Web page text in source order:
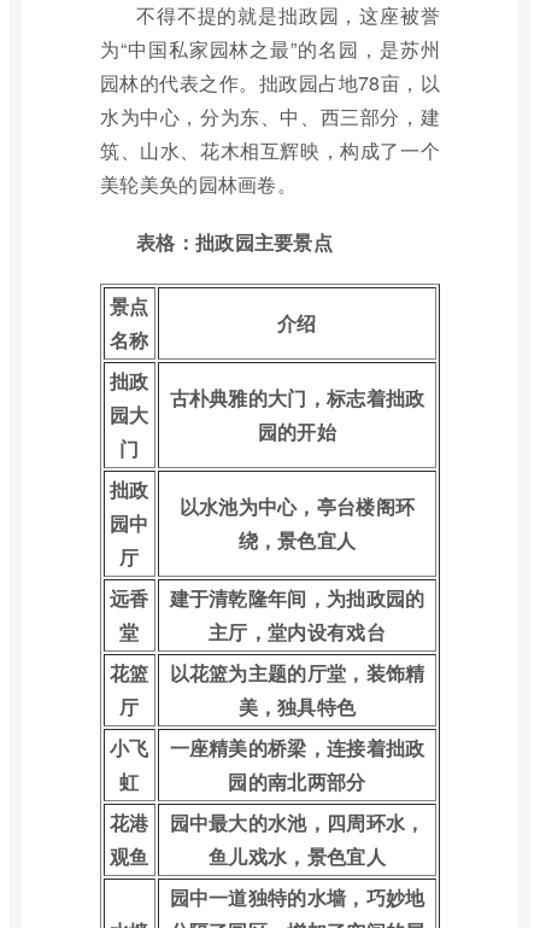
不得不提的就是拙政园，这座被誉
为“中国私家园林之最”的名园，是苏州
园林的代表之作。拙政园占地78亩，以
水为中心，分为东、中、西三部分，建
筑、山水、花木相互辉映，构成了一个
美轮美奂的园林画卷。
表格：拙政园主要景点
景点
名称
介绍
拙政
园大
门
古朴典雅的大门，标志着拙政
园的开始
拙政
园中
厅
以水池为中心，亭台楼阁环
绕，景色宜人
远香
堂
建于清乾隆年间，为拙政园的
主厅，堂内设有戏台
花篮
厅
以花篮为主题的厅堂，装饰精
美，独具特色
小飞
虹
一座精美的桥梁，连接着拙政
园的南北两部分
花港
观鱼
园中最大的水池，四周环水，
鱼儿戏水，景色宜人
园中一道独特的水墙，巧妙地